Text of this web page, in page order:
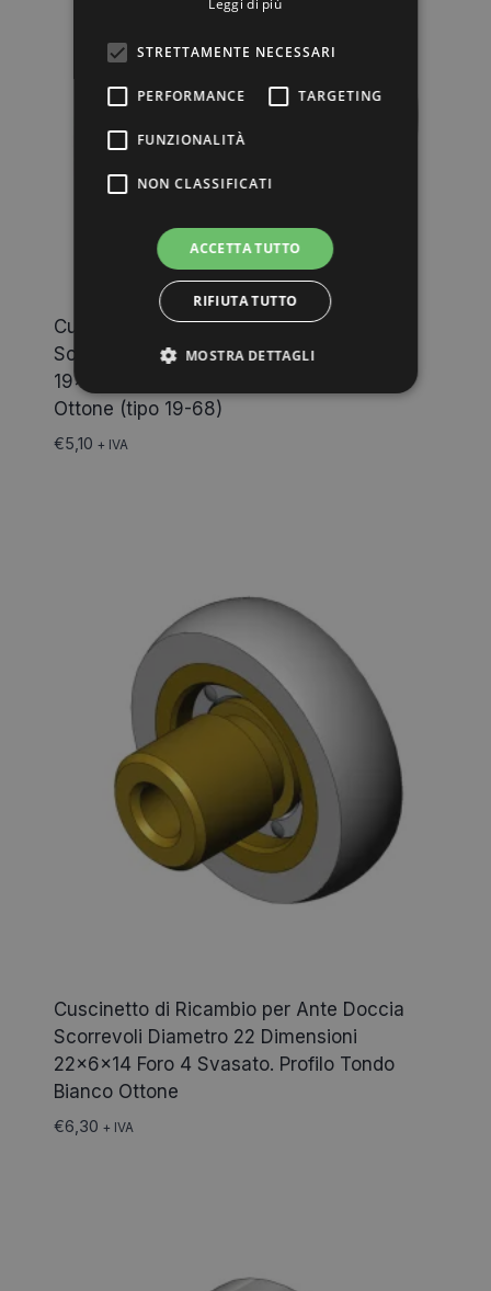
Cuscinetto di Ricambio per Ante Doccia
Scorrevoli Diametro 19 Dimensioni
19×5,2×15,5 M6 Profilo Tondo Neutro
Ottone (tipo 19-68)
€5,10 + IVA
Cuscinetto di Ricambio per Ante Doccia
Scorrevoli Diametro 22 Dimensioni
22x6x14 Foro 4 Svasato. Profilo Tondo
Bianco Ottone
€6,30 + IVA
Leggi di più
STRETTAMENTE NECESSARI
PERFORMANCE TARGETING
FUNZIONALITÀ
NON CLASSIFICATI
ACCETTA TUTTO
RIFIUTA TUTTO
MOSTRA DETTAGLI